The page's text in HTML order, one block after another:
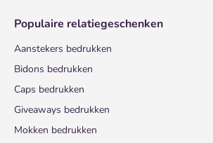
Populaire relatiegeschenken
Aanstekers bedrukken
Bidons bedrukken
Caps bedrukken
Giveaways bedrukken
Mokken bedrukken